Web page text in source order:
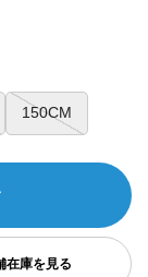
150CM